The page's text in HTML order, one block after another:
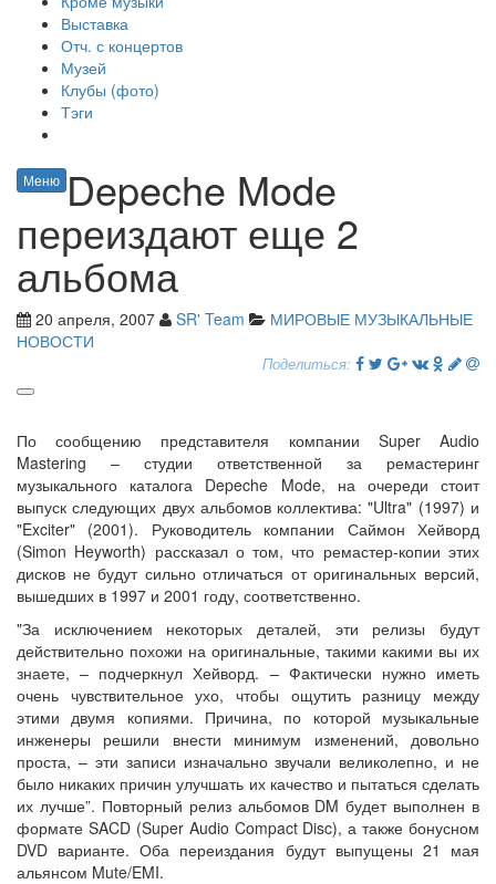
Выставка
Отч. с концертов
Музей
Клубы (фото)
Тэги
Меню Depeche Mode
переиздают еще 2
альбома
20 апреля, 2007 SR' Team
МИРОВЫЕ МУЗЫКАЛЬНЫЕ
НОВОСТИ
Поделиться:
По сообщению представителя компании Super Audio
Mastering – студии ответственной за ремастеринг
музыкального каталога Depeche Mode, на очереди стоит
выпуск следующих двух альбомов коллектива: "Ultra" (1997) и
"Exciter" (2001). Руководитель компании Саймон Хейворд
(Simon Heyworth) рассказал о том, что ремастер-копии этих
дисков не будут сильно отличаться от оригинальных версий,
вышедших в 1997 и 2001 году, соответственно.
"За исключением некоторых деталей, эти релизы будут
действительно похожи на оригинальные, такими какими вы их
знаете, – подчеркнул Хейворд. – Фактически нужно иметь
очень чувствительное ухо, чтобы ощутить разницу между
этими двумя копиями. Причина, по которой музыкальные
инженеры решили внести минимум изменений, довольно
проста, – эти записи изначально звучали великолепно, и не
было никаких причин улучшать их качество и пытаться сделать
их лучше”. Повторный релиз альбомов DM будет выполнен в
формате SACD (Super Audio Compact Disc), а также бонусном
DVD варианте. Оба переиздания будут выпущены 21 мая
альянсом Mute/EMI.